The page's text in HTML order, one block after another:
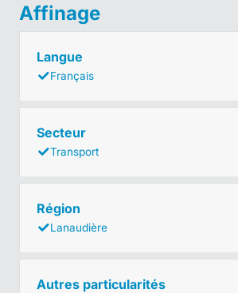
Affinage
Langue
Français
Secteur
Transport
Région
Lanaudière
Autres particularités